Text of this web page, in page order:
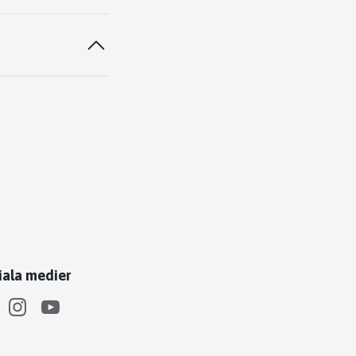
medier